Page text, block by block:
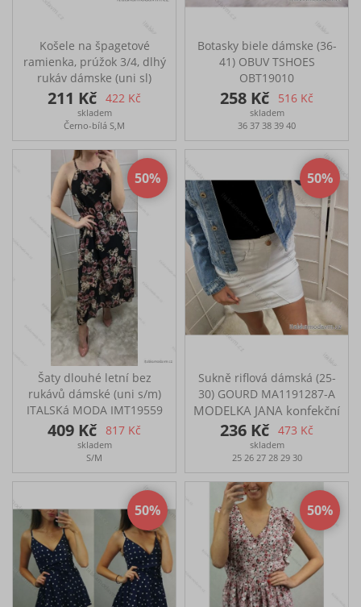
Košele na špagetové
ramienka, prúžok 3/4, dlhý
rukáv dámske (uni sl)
ITALSKÁ MÓDA IMT18215
211 Kč 422 Kč
skladem
Černo-bílá S,M
Botasky biele dámske (36-
41) OBUV TSHOES
OBT19010
258 Kč 516 Kč
skladem
36 37 38 39 40
50
Šaty dlouhé letní bez
rukávů dámské (uni s/m)
ITALSKá MODA IMT19559
MODELKA KAROLÍNA
konferenční velikost,
vršek S-M džíny vel. 38
(28/M), výška 170 cm
míry: prsa 88 pas 74 šířka
ramen 99 boky 104
409 Kč 817 Kč
skladem
S/M
50
Sukně riflová dámská (25-
30) GOURD MA1191287-A
MODELKA JANA konfekční
velikost- vršek XS,S, džíny
vel. 36 (26/S), výška: 175
cm, míry: prsa 85, pas 66,
šířka ramenou 98, boky
96.
236 Kč 473 Kč
skladem
25 26 27 28 29 30
50 50